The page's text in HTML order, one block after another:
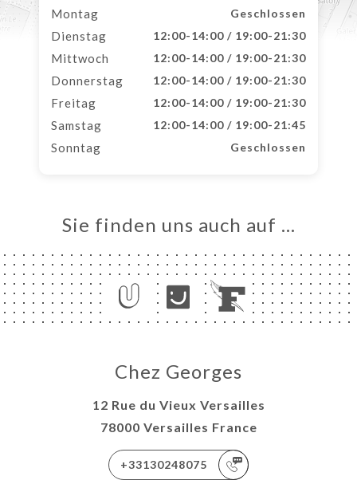
Montag Geschlossen
Dienstag 12:00-14:00 / 19:00-21:30
Mittwoch 12:00-14:00 / 19:00-21:30
Donnerstag 12:00-14:00 / 19:00-21:30
Freitag 12:00-14:00 / 19:00-21:30
Samstag 12:00-14:00 / 19:00-21:45
Sonntag Geschlossen
Sie finden uns auch auf …
Chez Georges
12 Rue du Vieux Versailles
78000 Versailles France
+33130248075